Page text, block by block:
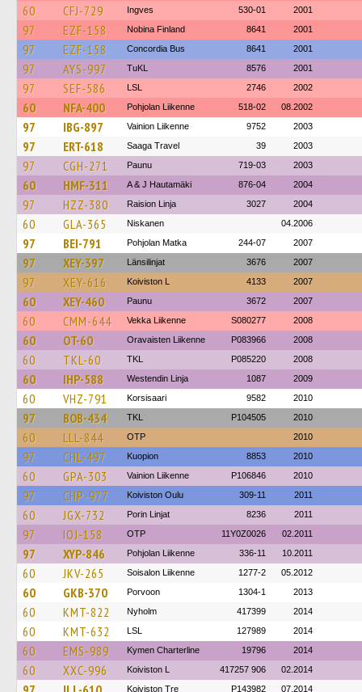
60 CFJ-729 Ingves 530-01 2001
97 EZF-158 Nobina Finland 8641 2001
97 EZF-158 Concordia Bus 8641 2001
97 AYS-997 TuKL 8576 2001
97 SEF-586 LSL 2746 2002
60 NFA-400 Pohjolan Liikenne 518-02 08.2002
97 IBG-897 Vainion Liikenne 9752 2003
97 ERT-618 Saaga Travel 39 2003
97 CGH-271 Paunu 719-03 2003
60 HMF-311 A & J Hautamäki 876-04 2004
97 HZZ-380 Raision Linja 3027 2004
60 GLA-365 Niskanen 04.2006
97 BEI-791 Pohjolan Matka 244-07 2007
97 XEY-397 Länsilinjat 3676 2007
97 XEY-616 Koiviston L 4133 2007
60 XEY-460 Paunu 3672 2007
60 CMM-644 Vekka Liikenne S080277 2008
60 OT-60 Oravaisten Liikenne P083966 2008
60 TKL-60 TKL P085220 2008
60 IHP-588 Westendin Linja 1087 2009
60 VHZ-791 Korsisaari 9582 2010
97 BOB-434 TKL P104505 2010
60 LLL-844 OTP 2010
97 CHL-497 Kuopion 8853 2010
60 GPA-303 Vainion Liikenne P106846 2010
97 CHP-977 Koiviston Oulu 309-11 2011
60 JGX-732 Porin Linjat 8236 2011
97 IOJ-158 OTP 11Y0Z0026 02.2011
97 XYP-846 Pohjolan Liikenne 336-11 10.2011
60 JKV-265 Soisalon Liikenne 1277-2 05.2012
60 GKB-370 Porvoon 1304-1 2013
60 KMT-822 Nyholm 417399 2014
60 KMT-632 LSL 127989 2014
60 EMS-989 Kymen Charterline 19796 2014
60 XXC-996 Koiviston L 417257 906 02.2014
Koiviston Tre P143982 07.2014